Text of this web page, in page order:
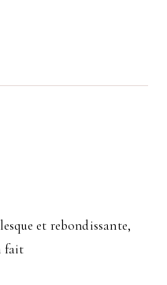
et rebondissante,
fait